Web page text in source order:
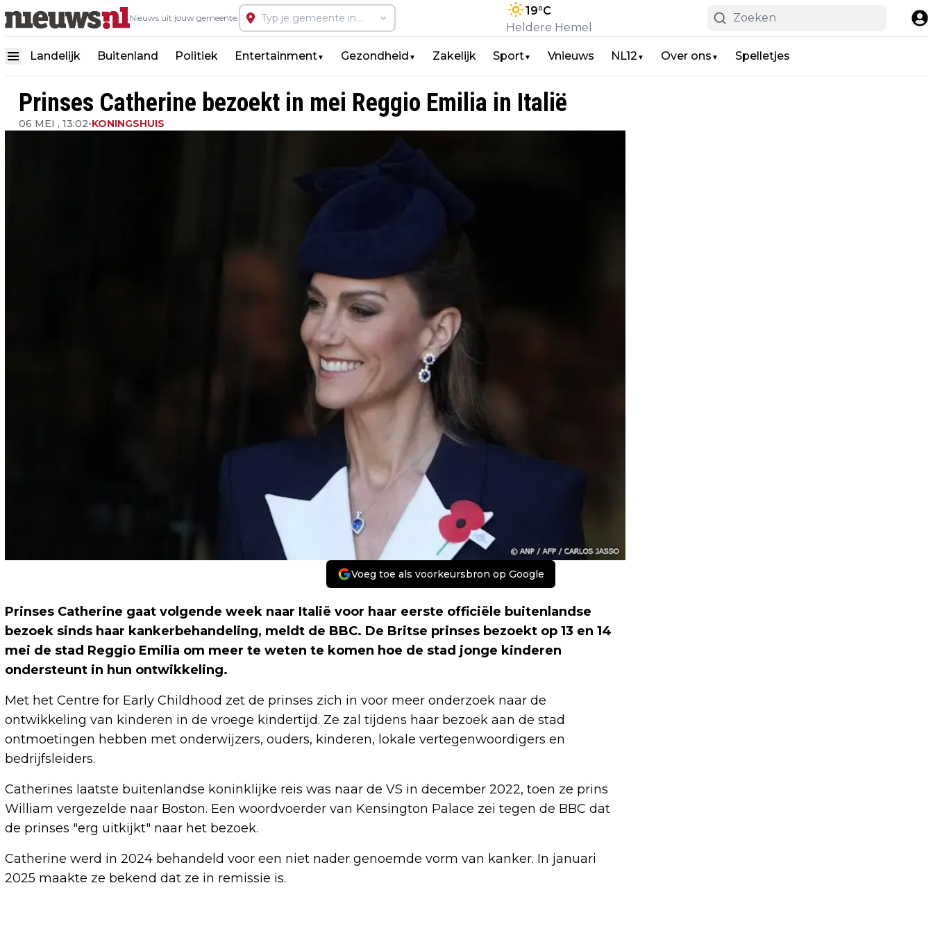
Nieuws uit jouw gemeente:
19°C
Heldere Hemel
Landelijk Buitenland Politiek Entertainment▼ Gezondheid ▼ Zakelijk Sport▼ Vnieuws NL12 ▼ Over ons ▼ Spelletjes
Prinses Catherine bezoekt in mei Reggio Emilia in Italië
06 MEI , 13:02•KONINGSHUIS
Voeg toe als voorkeursbron op Google
Prinses Catherine gaat volgende week naar Italië voor haar eerste officiële buitenlandse
bezoek sinds haar kankerbehandeling, meldt de BBC. De Britse prinses bezoekt op 13 en 14
mei de stad Reggio Emilia om meer te weten te komen hoe de stad jonge kinderen
ondersteunt in hun ontwikkeling.
Met het Centre for Early Childhood zet de prinses zich in voor meer onderzoek naar de
ontwikkeling van kinderen in de vroege kindertijd. Ze zal tijdens haar bezoek aan de stad
ontmoetingen hebben met onderwijzers, ouders, kinderen, lokale vertegenwoordigers en
bedrijfsleiders.
Catherines laatste buitenlandse koninklijke reis was naar de VS in december 2022, toen ze prins
William vergezelde naar Boston. Een woordvoerder van Kensington Palace zei tegen de BBC dat
de prinses "erg uitkijkt" naar het bezoek.
Catherine werd in 2024 behandeld voor een niet nader genoemde vorm van kanker. In januari
2025 maakte ze bekend dat ze in remissie is.